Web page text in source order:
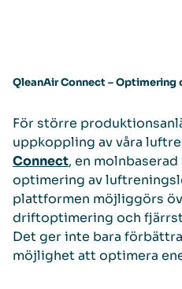
QleanAir Connect – Optimering
För större
uppkoppling av våra
Connect, en
optimering av
plattformen möjliggörs
driftoptimering och
Det ger inte bara
möjlighet att optimera